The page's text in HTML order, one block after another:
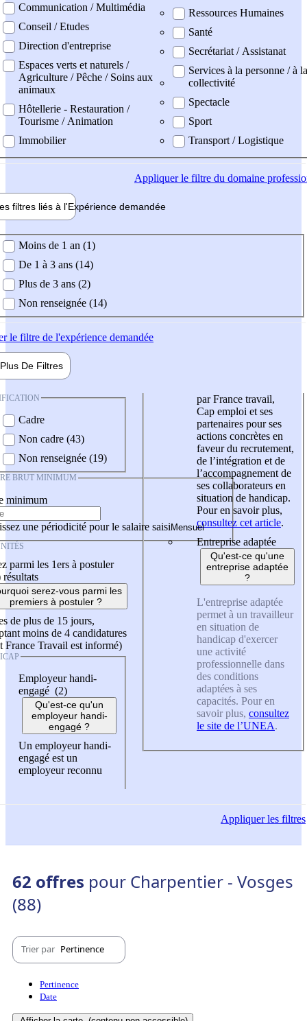
Communication / Multimédia
Conseil / Etudes
Direction d'entreprise
Espaces verts et naturels /
Agriculture / Pêche / Soins aux
animaux
Hôtellerie - Restauration /
Tourisme / Animation
Immobilier
Ressources Humaines
Santé
Secrétariat / Assistanat
Services à la personne / à la
collectivité
Spectacle
Sport
Transport / Logistique
Appliquerle filtre du domaine
filtres liés à l'Expérience demandée
demandée
Moins de 1 an (1)
De 1 à 3 ans (14)
Plus de 3 ans (2)
Non renseignée (14)
le filtre de l'expérience demandée
Plus De Filtres
Cadre
Non cadre (43)
Non renseignée (19)
BRUT MINIMUM
minimum
une périodicité pour le salaire saisi
parmi les 1ers à postuler
résultats
serez-vous parmi les
premiers à postuler ?
de plus de 15 jours,
moins de 4 candidatures
France Travail est informé)
Employeur handi-
engagé (2)
Qu'est-ce qu'un
employeur handi-
engagé ?
Un employeur handi-
engagé est un
employeur reconnu
par France travail,
Cap emploi et ses
partenaires pour ses
actions concrètes en
faveur du recrutement,
de l’intégration et de
l’accompagnement de
ses collaborateurs en
situation de handicap.
Pour en savoir plus,
consultez cet article.
Entreprise adaptée
Qu'est-ce qu'une
entreprise adaptée
?
L'entreprise adaptée
permet à un travailleur
en situation de
handicap d'exercer
une activité
professionnelle dans
des conditions
adaptées à ses
capacités. Pour en
savoir plus, consultez
le site de l’UNEA.
Appliquerles filtres
62 offres pour Charpentier - Vosges
(88)
Trier par Pertinence
Pertinence
Date